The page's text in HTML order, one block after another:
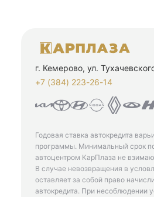
г. Кемерово, ул.
+7 (384) 223-26-14‬
Годовая ставка автокредита
программы. Минимальный срок
автоцентром КарПлаза не
В случае невозвращения в
оставляет за собой право
автокредита. При несоблюдении